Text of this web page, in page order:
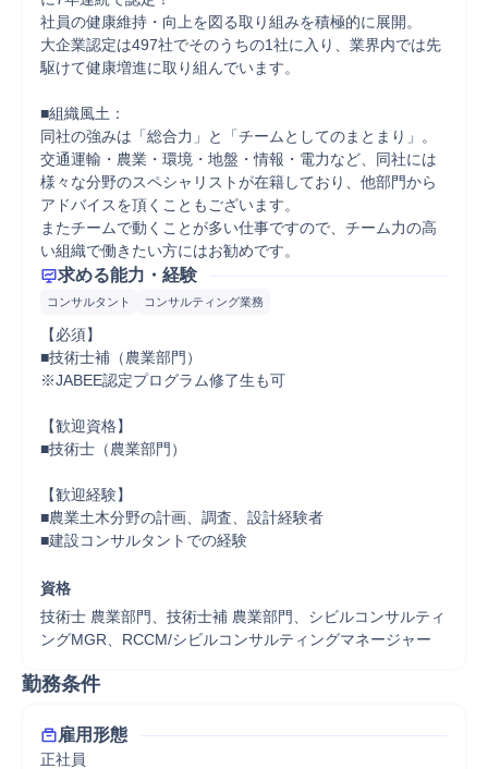
社員の健康維持・向上を図る取り組みを積極的に展開。
大企業認定は497社でそのうちの1社に入り、業界内では先
駆けて健康増進に取り組んでいます。
■組織風土：
同社の強みは「総合力」と「チームとしてのまとまり」。
交通運輸・農業・環境・地盤・情報・電力など、同社には
様々な分野のスペシャリストが在籍しており、他部門から
アドバイスを頂くこともございます。
またチームで動くことが多い仕事ですので、チーム力の高
い組織で働きたい方にはお勧めです。
求める能力・経験
コンサルタント コンサルティング業務
【必須】
■技術士補（農業部門）
※JABEE認定プログラム修了生も可
【歓迎資格】
■技術士（農業部門）
【歓迎経験】
■農業土木分野の計画、調査、設計経験者
■建設コンサルタントでの経験
資格
技術士 農業部門、技術士補 農業部門、シビルコンサルティ
ングMGR、RCCM/シビルコンサルティングマネージャー
勤務条件
雇用形態
正社員